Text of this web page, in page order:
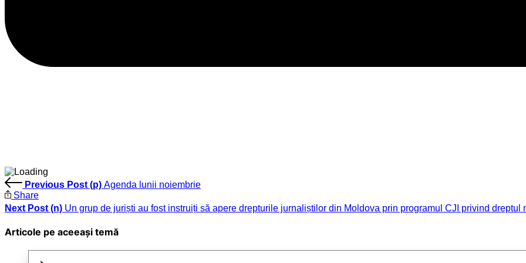
Previous Post (p) Agenda lunii noiembrie
Share
Next Post (n) Un grup de juriști au fost instruiți să apere drepturile jurnaliștilor din Moldova prin programul CJI privind dreptul
Articole pe aceeași temă